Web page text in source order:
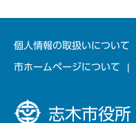
個人情報の取扱いについて
市ホームページについて
志木市役所